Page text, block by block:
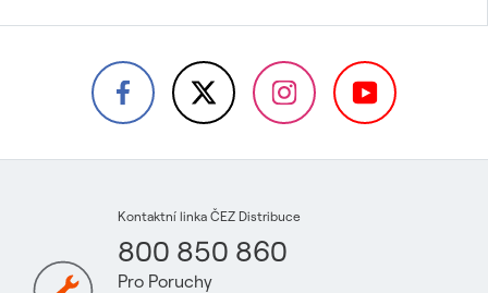
Kontaktní linka ČEZ Distribuce
800 850 860
Pro Poruchy